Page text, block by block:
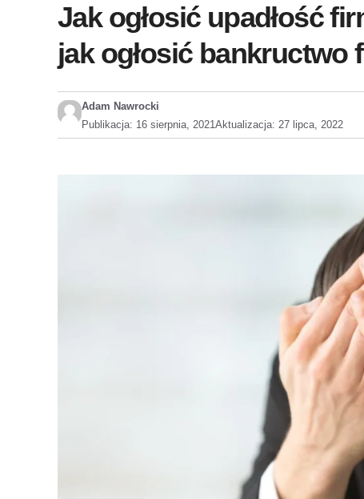
Jak ogłosić upadłość
jak ogłosić bankructwo
Adam Nawrocki
Publikacja: 16 sierpnia, 2021Aktualizacja: 27 lipca, 2022